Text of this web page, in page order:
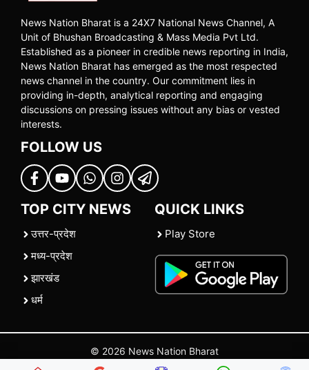
News Nation Bharat is a 24X7 National News Channel, A
Unit of Bhushan Broadcasting & Mass Media Pvt Ltd.
Established as a pioneer in credible news reporting in India,
News Nation Bharat has emerged as the most respected
news channel in the country. Our commitment lies in
providing in-depth, analytical reporting and engaging
discussions on pressing issues without any bias or vested
interests.
FOLLOW US
TOP CITY NEWS
उत्तर-प्रदेश
मध्य-प्रदेश
झारखंड
धर्म
QUICK LINKS
Play Store
© 2026 News Nation Bharat
Home| |Contact Us |Policies Terms and Conditions